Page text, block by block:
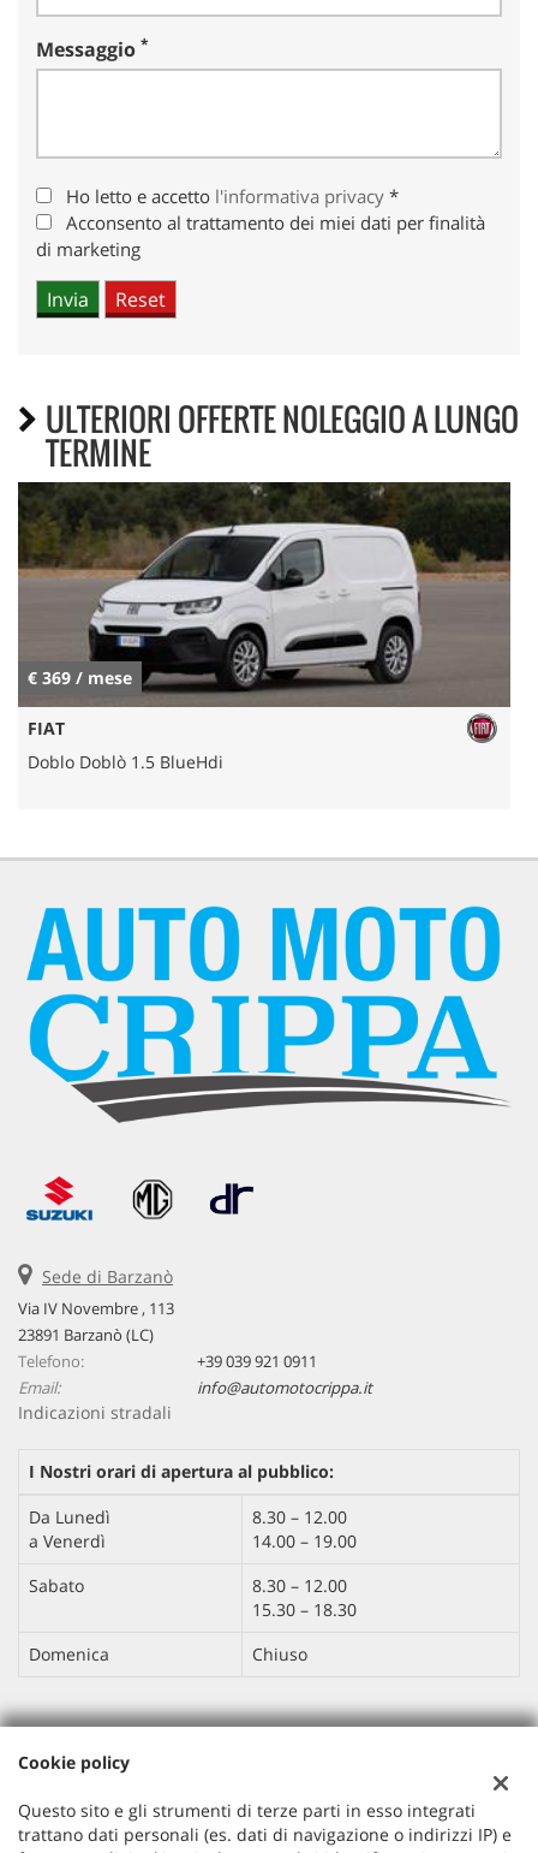
Messaggio *
Ho letto e accetto l'informativa privacy *
Acconsento al trattamento dei miei dati per finalità
di marketing
ULTERIORI OFFERTE NOLEGGIO A LUNGO
TERMINE
€ 369 / mese
FIAT
Doblo Doblò 1.5 BlueHdi
Sede di Barzanò
Via IV Novembre , 113
23891 Barzanò (LC)
Telefono:
+39 039 921 0911
Email:
info@automotocrippa.it
Indicazioni stradali
I Nostri orari di apertura al pubblico:
Da Lunedì
a Venerdì
8.30 – 12.00
14.00 – 19.00
Sabato
8.30 – 12.00
15.30 – 18.30
Domenica
Chiuso
Dati fiscali:
AUTO MOTO CRIPPA SRL
Via IV Novembre , 113, Barzanò (LC)
C.F/P.IVA: 04263470132
Cookie policy
Questo sito e gli strumenti di terze parti in esso integrati
trattano dati personali (es. dati di navigazione o indirizzi IP) e